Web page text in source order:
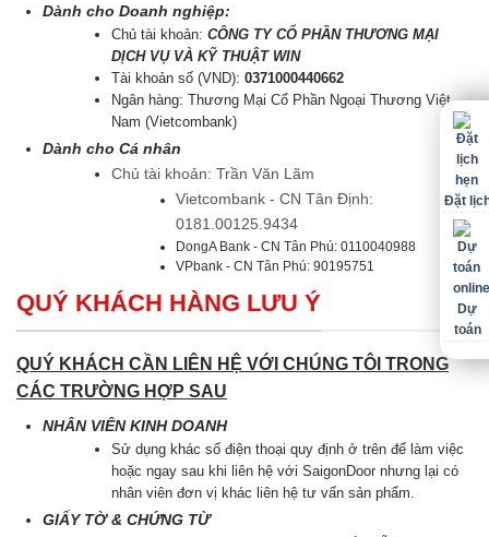
Dành cho Doanh nghiệp:
Chủ tài khoản:CÔNG TY CỔ PHẦN THƯƠNG MẠI
DỊCH VỤ VÀ KỸ THUẬT WIN
Tài khoản số (VND):0371000440662
Ngân hàng: Thương Mại Cổ Phần Ngoại Thương Việt
Nam (Vietcombank)
Dành cho Cá nhân
Chủ tài khoản: Trần Văn Lãm
Vietcombank - CN Tân Định:
0181.00125.9434
DongA Bank - CN Tân Phú: 0110040988
VPbank - CN Tân Phú: 90195751
QUÝ KHÁCH HÀNG LƯU Ý
QUÝ KHÁCH CẦN LIÊN HỆ VỚI CHÚNG TÔI TRONG
CÁC TRƯỜNG HỢP SAU
NHÂN VIÊN KINH DOANH
Sử dụng khác số điện thoại quy định ở trên để làm việc
hoặc ngay sau khi liên hệ với SaigonDoor nhưng lại có
nhân viên đơn vị khác liên hệ tư vấn sản phẩm.
GIẤY TỜ & CHỨNG TỪ
Đặt
Dự
toán